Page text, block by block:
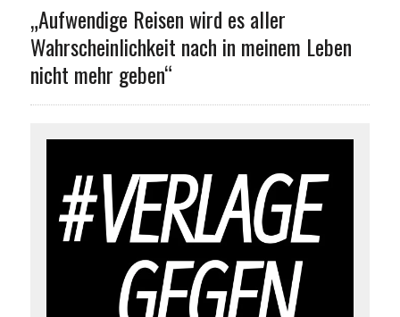
„Aufwendige Reisen wird es aller
Wahrscheinlichkeit nach in meinem Leben
nicht mehr geben“